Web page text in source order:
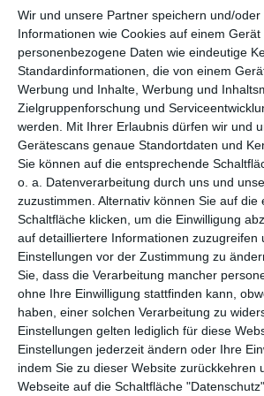
Wir und unsere Partner speichern und/
Informationen wie Cookies auf einem
personenbezogene Daten wie eindeutige
Standardinformationen, die von einem
Werbung und Inhalte, Werbung und
Zielgruppenforschung und
werden.
Mit Ihrer Erlaubnis dürfen wir und
Gerätescans genaue Standortdaten und
Sie können auf die entsprechende
o. a. Datenverarbeitung durch uns und
zuzustimmen. Alternativ können Sie auf die
Schaltfläche klicken, um die Einwilligung
auf detailliertere Informationen zuzugreifen
Einstellungen vor der Zustimmung zu
Sie, dass die Verarbeitung mancher
ohne Ihre Einwilligung stattfinden kann,
haben, einer solchen Verarbeitung zu
Einstellungen gelten lediglich für diese
Einstellungen jederzeit ändern oder Ihre
indem Sie zu dieser Website zurückkehren
Webseite auf die Schaltfläche "Datenschutz"
TEILEN
Facebook, Twitter,
WEITERE KARTEN IN
KATEGORIEN
Liebe und Gefühle
Küsse, Küsschen,
Ich liebe Dich
Komplimente